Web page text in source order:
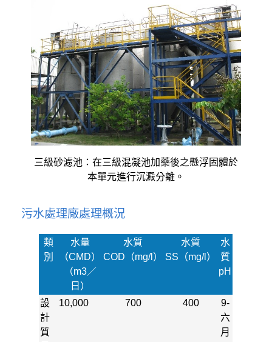
三級砂濾池：在三級混凝池加藥後之懸浮固體於
本單元進行沉澱分離。
污水處理廠處理概況
類
別
水量
（CMD）
（m3／
日）
水質
COD（mg/l）
水質
SS（mg/l）
水
質
pH
設
計
質
10,000 700 400
9-
六
月